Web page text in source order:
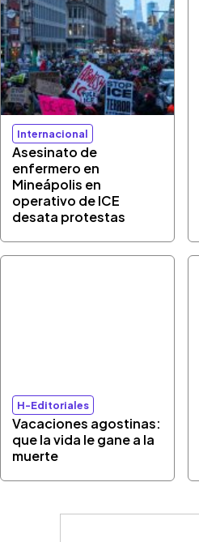
Internacional
Asesinato de
enfermero en
Mineápolis en
operativo de ICE
desata protestas
H-Editoriales
Vacaciones agostinas:
que la vida le gane a la
muerte